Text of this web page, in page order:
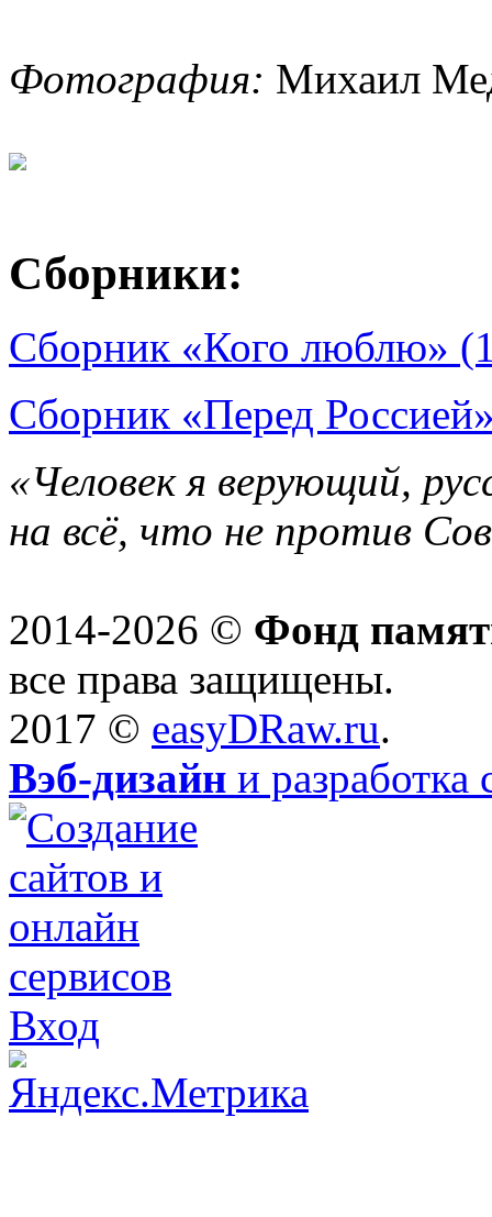
Фотография: Михаил
Сборники:
Сборник «Кого люблю»
Сборник «Перед
«Человек я верующий,
на всё, что не против
2014-2026 © Фонд
все права защищены.
2017 © easyDRaw.ru.
Вэб-дизайн и разработка
Вход